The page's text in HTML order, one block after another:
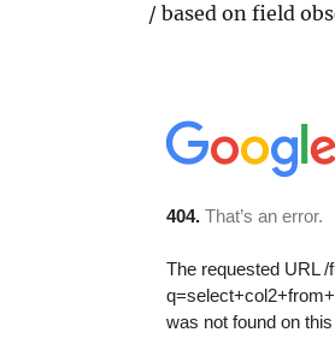
/ based on field